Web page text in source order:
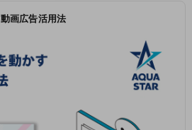
動画広告活用法